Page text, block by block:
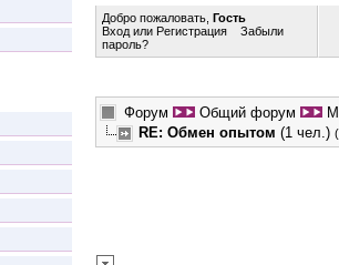
Добро пожаловать,Гость
Входили Регистрация
Забыли
пароль?
Форум Общий форум
RE: Обмен опытом(1 чел.)